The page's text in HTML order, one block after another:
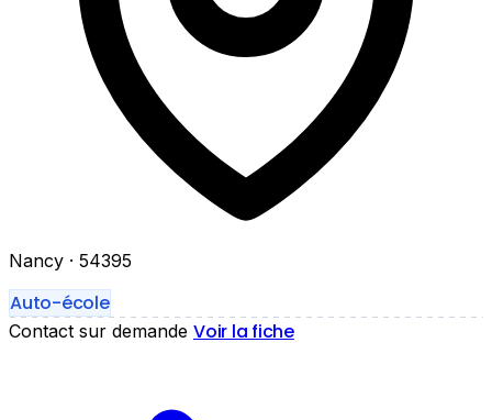
Nancy · 54395
Auto-école
Contact sur demande Voir la fiche